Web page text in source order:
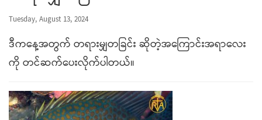
Tuesday, August 13, 2024
ဒီကနေ့အတွက် တရားမျှတခြင်း ဆိုတဲ့အကြောင်းအရာလေး
ကို တင်ဆက်ပေးလိုက်ပါတယ်။